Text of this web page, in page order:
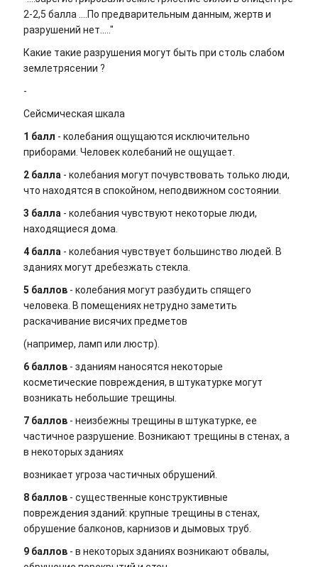
2-2,5 балла ....По предварительным данным, жертв и
разрушений нет....."
Какие такие разрушения могут быть при столь слабом
землетрясении ?
-
Сейсмическая шкала
1 балл - колебания ощущаются исключительно
приборами. Человек колебаний не ощущает.
2 балла - колебания могут почувствовать только люди,
что находятся в спокойном, неподвижном состоянии.
3 балла - колебания чувствуют некоторые люди,
находящиеся дома.
4 балла - колебания чувствует большинство людей. В
зданиях могут дребезжать стекла.
5 баллов - колебания могут разбудить спящего
человека. В помещениях нетрудно заметить
раскачивание висячих предметов
(например, ламп или люстр).
6 баллов - зданиям наносятся некоторые
косметические повреждения, в штукатурке могут
возникать небольшие трещины.
7 баллов - неизбежны трещины в штукатурке, ее
частичное разрушение. Возникают трещины в стенах, а
в некоторых зданиях
возникает угроза частичных обрушений.
8 баллов - существенные конструктивные
повреждения зданий: крупные трещины в стенах,
обрушение балконов, карнизов и дымовых труб.
9 баллов - в некоторых зданиях возникают обвалы,